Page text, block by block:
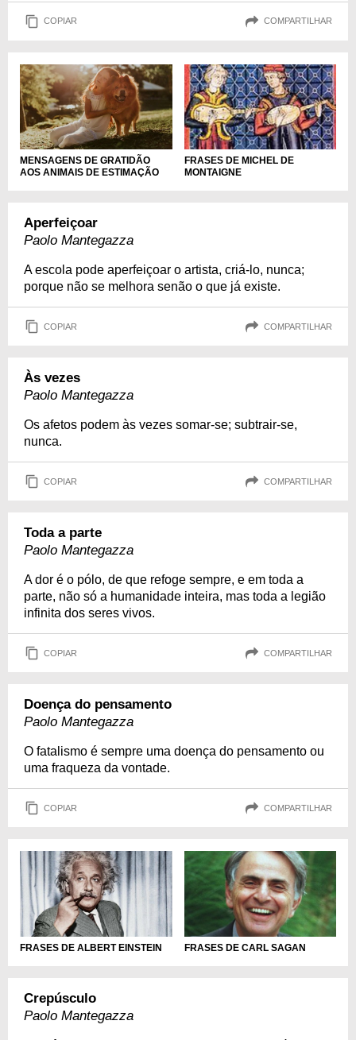
COPIAR COMPARTILHAR
MENSAGENS DE GRATIDÃO
AOS ANIMAIS DE ESTIMAÇÃO
FRASES DE MICHEL DE
MONTAIGNE
Aperfeiçoar
Paolo Mantegazza
A escola pode aperfeiçoar o artista, criá-lo, nunca;
porque não se melhora senão o que já existe.
COPIAR COMPARTILHAR
Às vezes
Paolo Mantegazza
Os afetos podem às vezes somar-se; subtrair-se,
nunca.
COPIAR COMPARTILHAR
Toda a parte
Paolo Mantegazza
A dor é o pólo, de que refoge sempre, e em toda a
parte, não só a humanidade inteira, mas toda a legião
infinita dos seres vivos.
COPIAR COMPARTILHAR
Doença do pensamento
Paolo Mantegazza
O fatalismo é sempre uma doença do pensamento ou
uma fraqueza da vontade.
COPIAR COMPARTILHAR
FRASES DE ALBERT EINSTEIN FRASES DE CARL SAGAN
Crepúsculo
Paolo Mantegazza